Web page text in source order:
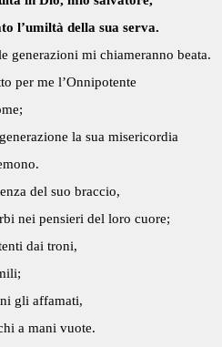
l’umiltà della sua serva.
generazioni mi chiameranno beata.
per me l’Onnipotente
la sua misericordia
del suo braccio,
nei pensieri del loro cuore;
dai troni,
gli affamati,
a mani vuote.